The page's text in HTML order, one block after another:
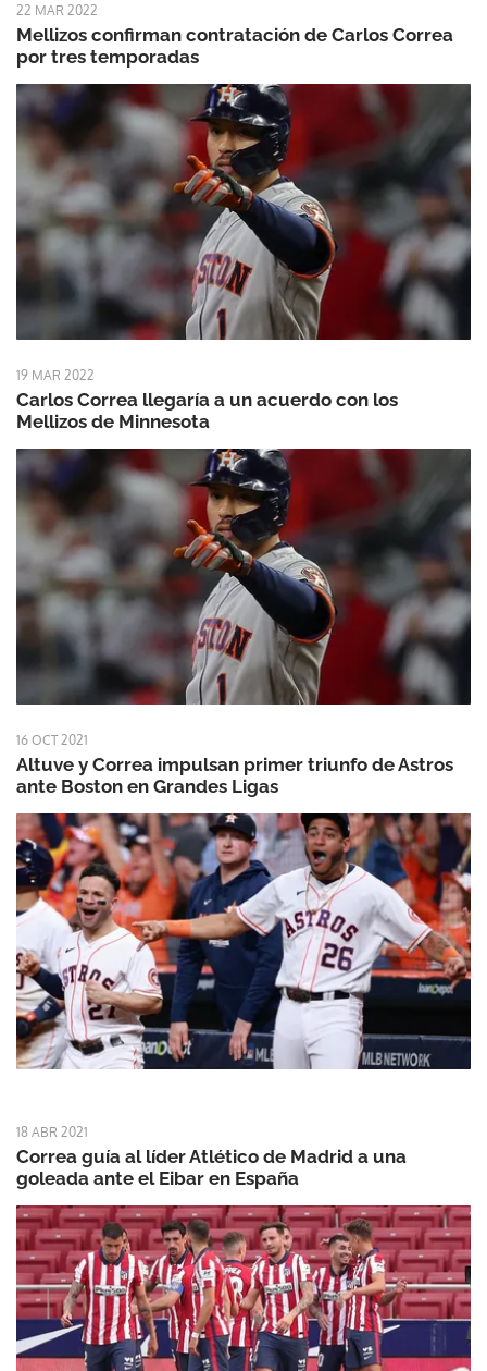
22 MAR 2022
Mellizos confirman contratación de Carlos Correa
por tres temporadas
19 MAR 2022
Carlos Correa llegaría a un acuerdo con los
Mellizos de Minnesota
16 OCT 2021
Altuve y Correa impulsan primer triunfo de Astros
ante Boston en Grandes Ligas
18 ABR 2021
Correa guía al líder Atlético de Madrid a una
goleada ante el Eibar en España